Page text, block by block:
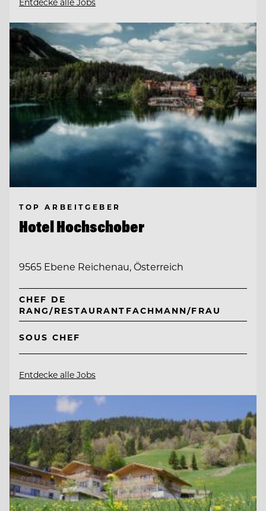
TOP ARBEITGEBER
Hotel Hochschober
9565 Ebene Reichenau, Österreich
CHEF DE
RANG/RESTAURANTFACHMANN/FRAU
SOUS CHEF
Entdecke alle Jobs